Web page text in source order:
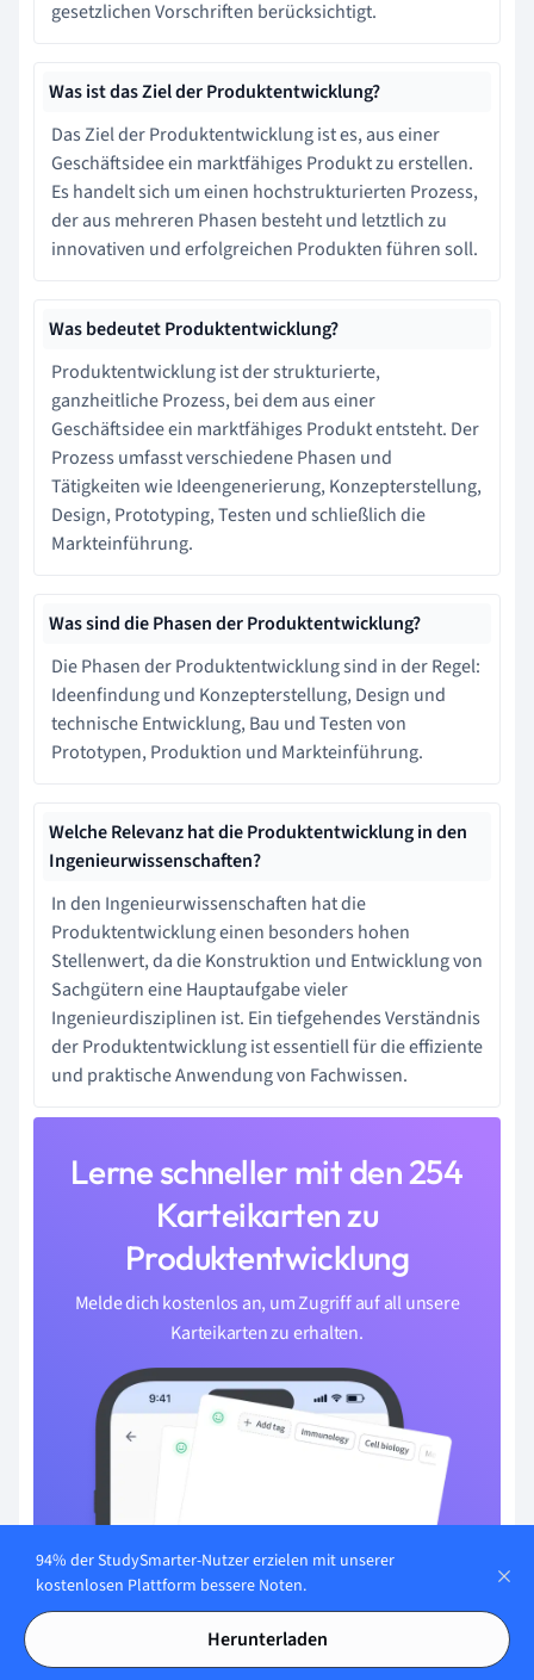
gesetzlichen Vorschriften berücksichtigt.
Was ist das Ziel der Produktentwicklung?
Das Ziel der Produktentwicklung ist es, aus einer
Geschäftsidee ein marktfähiges Produkt zu erstellen.
Es handelt sich um einen hochstrukturierten Prozess,
der aus mehreren Phasen besteht und letztlich zu
innovativen und erfolgreichen Produkten führen soll.
Was bedeutet Produktentwicklung?
Produktentwicklung ist der strukturierte,
ganzheitliche Prozess, bei dem aus einer
Geschäftsidee ein marktfähiges Produkt entsteht. Der
Prozess umfasst verschiedene Phasen und
Tätigkeiten wie Ideengenerierung, Konzepterstellung,
Design, Prototyping, Testen und schließlich die
Markteinführung.
Was sind die Phasen der Produktentwicklung?
Die Phasen der Produktentwicklung sind in der Regel:
Ideenfindung und Konzepterstellung, Design und
technische Entwicklung, Bau und Testen von
Prototypen, Produktion und Markteinführung.
Welche Relevanz hat die Produktentwicklung in den
Ingenieurwissenschaften?
In den Ingenieurwissenschaften hat die
Produktentwicklung einen besonders hohen
Stellenwert, da die Konstruktion und Entwicklung von
Sachgütern eine Hauptaufgabe vieler
Ingenieurdisziplinen ist. Ein tiefgehendes Verständnis
der Produktentwicklung ist essentiell für die effiziente
und praktische Anwendung von Fachwissen.
Lerne schneller mit den 254
Karteikarten zu
Produktentwicklung
Melde dich kostenlos an, um Zugriff auf all unsere
Karteikarten zu erhalten.
94% der StudySmarter-Nutzer erzielen mit unserer
kostenlosen Plattform bessere Noten.
Herunterladen